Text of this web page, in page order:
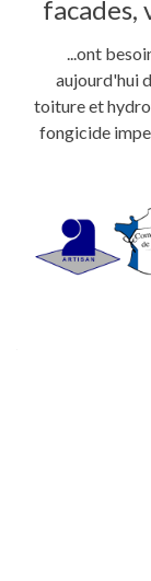
facades,
...ont
aujourd'hui
toiture et
fongicide